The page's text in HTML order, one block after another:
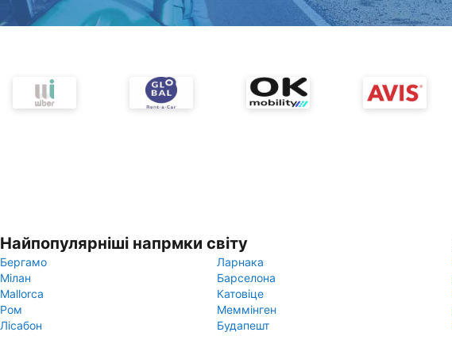
Найпопулярніші напрмки світу
Бергамо
Ларнака
Мілан
Барселона
Mallorca
Катовіце
Ром
Меммінген
Лісабон
Будапешт